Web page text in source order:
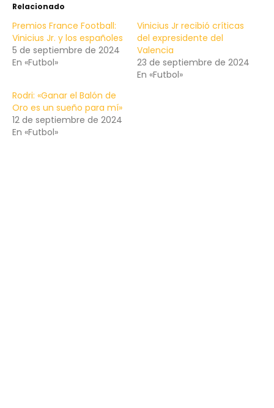
Relacionado
Premios France Football:
Vinicius Jr. y los españoles
5 de septiembre de 2024
En «Futbol»
Vinicius Jr recibió críticas
del expresidente del
Valencia
23 de septiembre de 2024
En «Futbol»
Rodri: «Ganar el Balón de
Oro es un sueño para mí»
12 de septiembre de 2024
En «Futbol»